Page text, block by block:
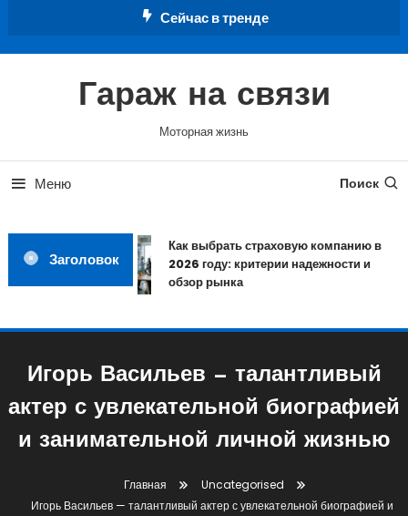
Сейчас в тренде
Гараж на связи
Моторная жизнь
Меню Поиск
Заголовок
Как выбрать страховую компанию в
2026 году: критерии надежности и
обзор рынка
Игорь Васильев — талантливый
актер с увлекательной биографией
и занимательной личной жизнью
Главная
Uncategorised
Игорь Васильев — талантливый актер с увлекательной биографией и